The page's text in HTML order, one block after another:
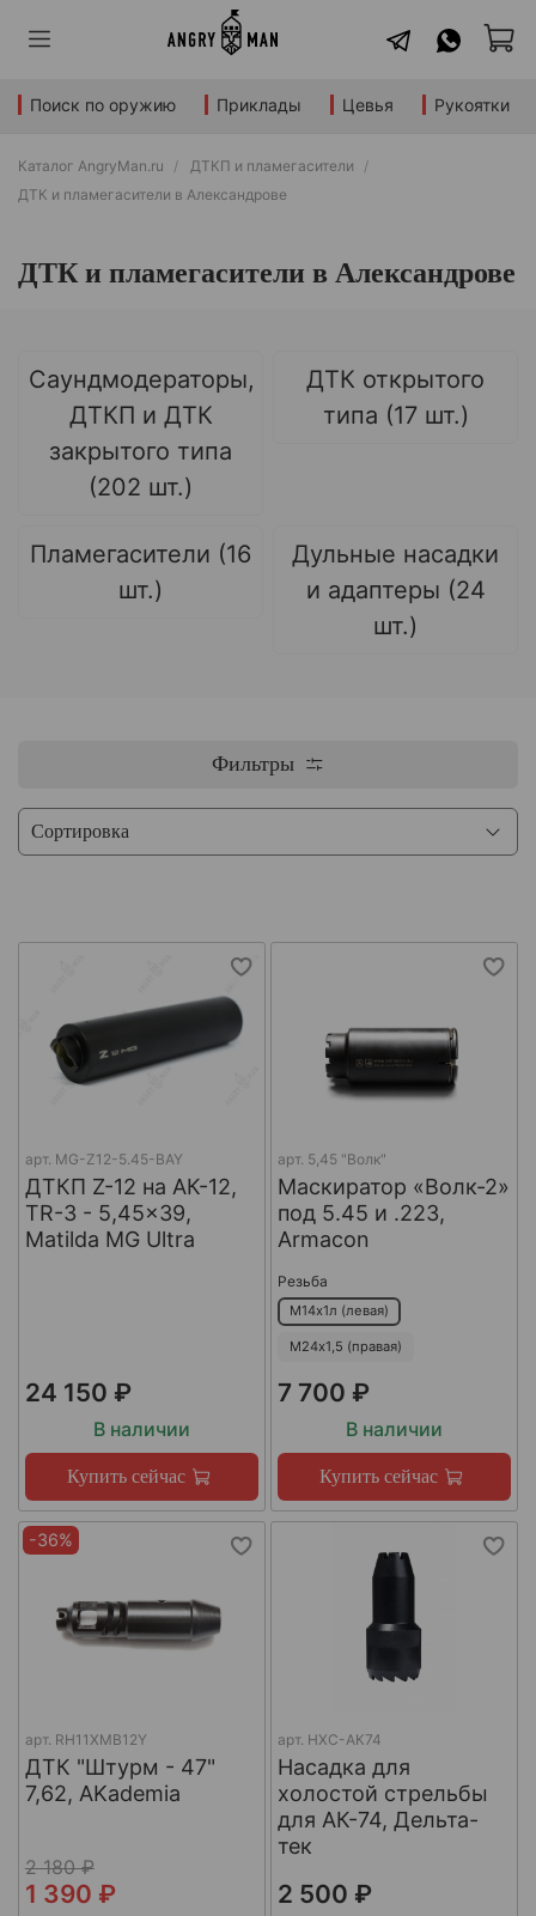
Поиск по оружию Приклады Цевья Рукоятки
Каталог AngryMan.ru
ДТКП и пламегасители
ДТК и пламегасители в Александрове
ДТК и пламегасители в Александрове
Саундмодераторы,
ДТКП и ДТК
закрытого типа
(202 шт.)
ДТК открытого
типа (17 шт.)
Пламегасители (16
шт.)
Дульные насадки
и адаптеры (24
шт.)
Фильтры
арт. MG-Z12-5.45-BAY
ДТКП Z-12 на АК-12,
TR-3 - 5,45x39,
Matilda MG Ultra
24 150 ₽
В наличии
Купить сейчас
арт. 5,45 "Волк"
Маскиратор «Волк-2»
под 5.45 и .223,
Armacon
Резьба
М14х1л (левая)
М24х1,5 (правая)
7 700 ₽
В наличии
Купить сейчас
-36%
арт. RH11XMB12Y
ДТК "Штурм - 47"
7,62, AKademia
2 180 ₽
1 390 ₽
арт. НХС-АК74
Насадка для
холостой стрельбы
для АК-74, Дельта-
тек
2 500 ₽